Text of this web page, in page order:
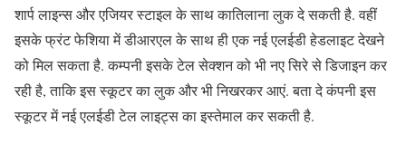
शार्प लाइन्स और एजियर स्टाइल के साथ कातिलाना लुक दे सकती है. वहीं
इसके फ्रंट फेशिया में डीआरएल के साथ ही एक नई एलईडी हेडलाइट देखने
को मिल सकता है. कम्पनी इसके टेल सेक्शन को भी नए सिरे से डिजाइन कर
रही है, ताकि इस स्कूटर का लुक और भी निखरकर आएं. बता दे कंपनी इस
स्कूटर में नई एलईडी टेल लाइट्स का इस्तेमाल कर सकती है.